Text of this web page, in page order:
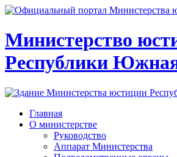
Министерство
Республики
Главная
О министерстве
Руководство
Аппарат Министерства